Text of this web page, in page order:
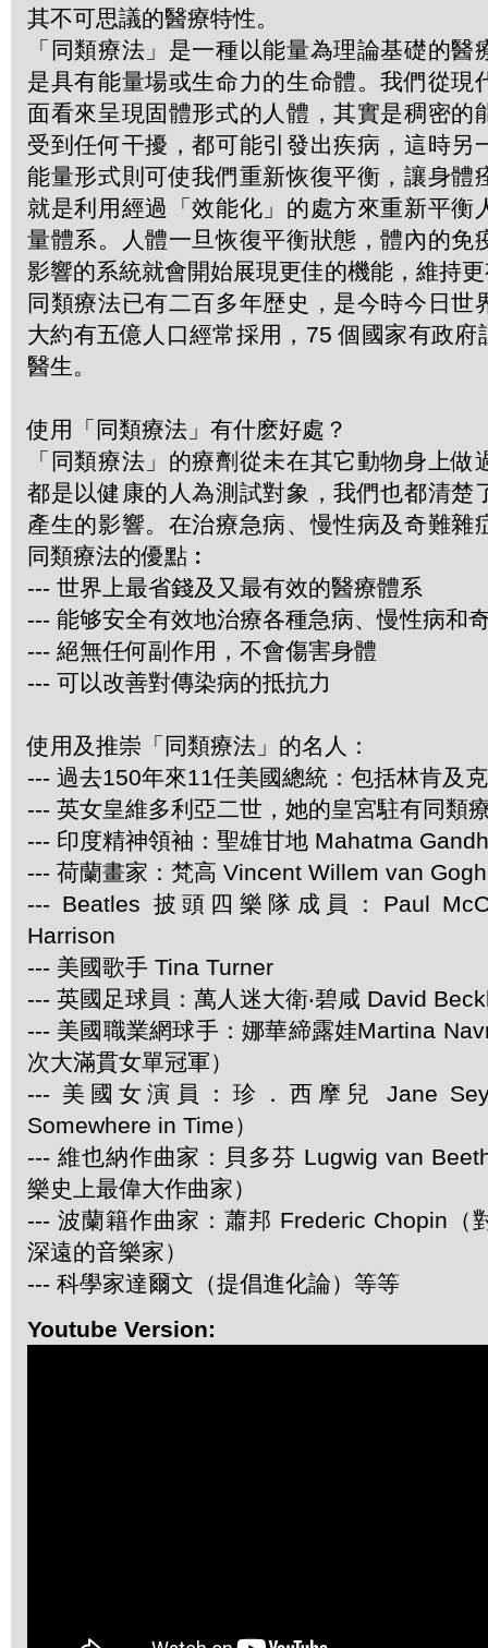
其不可思議的醫療特性。
「同類療法」是一種以能量為理論基礎的醫
是具有能量場或生命力的生命體。我們從現
面看來呈現固體形式的人體，其實是稠密的
受到任何干擾，都可能引發出疾病，這時另
能量形式則可使我們重新恢復平衡，讓身體
就是利用經過「效能化」的處方來重新平衡
量體系。人體一旦恢復平衡狀態，體內的免
影響的系統就會開始展現更佳的機能，維持
同類療法已有二百多年歴史，是今時今日世
大約有五億人口經常採用，75 個國家有政府
醫生。
使用「同類療法」有什麽好處？
「同類療法」的療劑從未在其它動物身上做
都是以健康的人為測試對象，我們也都清楚
產生的影響。在治療急病、慢性病及奇難雜
同類療法的優點︰
--- 世界上最省錢及又最有效的醫療體系
--- 能够安全有效地治療各種急病、慢性病和
--- 絕無任何副作用，不會傷害身體
--- 可以改善對傳染病的抵抗力
使用及推崇「同類療法」的名人：
--- 過去150年來11任美國總統：包括林肯及
--- 英女皇維多利亞二世，她的皇宮駐有同類
--- 印度精神領袖：聖雄甘地 Mahatma
--- 荷蘭畫家：梵高 Vincent Willem van Gogh
--- Beatles 披頭四樂隊成員：Paul
Harrison
--- 美國歌手 Tina Turner
--- 英國足球員：萬人迷大衛‧碧咸 David
--- 美國職業網球手：娜華締露娃Martina
次大滿貫女單冠軍）
--- 美國女演員：珍．西摩兒 Jane
Somewhere in Time）
--- 維也納作曲家：貝多芬 Lugwig van
樂史上最偉大作曲家）
--- 波蘭籍作曲家：蕭邦 Frederic Chopin（
深遠的音樂家）
--- 科學家達爾文（提倡進化論）等等
Youtube Version: